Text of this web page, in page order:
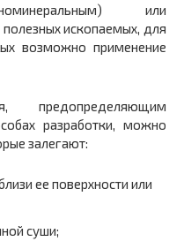
или
ископаемых, для
возможно применение
предопределяющим
разработки, можно
залегают:
ее поверхности или
суши;